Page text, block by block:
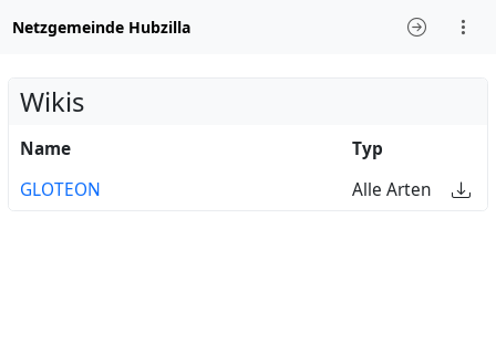
Netzgemeinde Hubzilla
Wikis
Name
Typ
GLOTEON
Alle Arten